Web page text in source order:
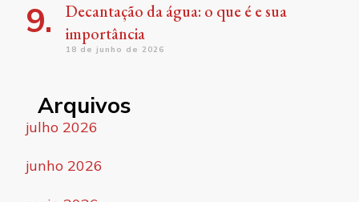
Decantação da água: o que é e sua
importância
18 de junho de 2026
Arquivos
julho 2026
junho 2026